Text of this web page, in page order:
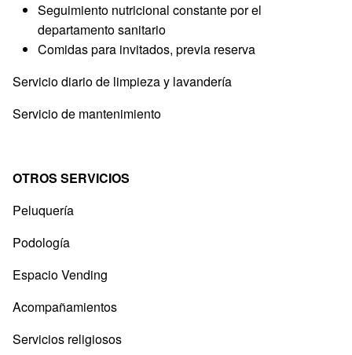
Seguimiento nutricional constante por el
departamento sanitario
Comidas para invitados, previa reserva
Servicio diario de limpieza y lavandería
Servicio de mantenimiento
OTROS SERVICIOS
Peluquería
Podología
Espacio Vending
Acompañamientos
Servicios religiosos